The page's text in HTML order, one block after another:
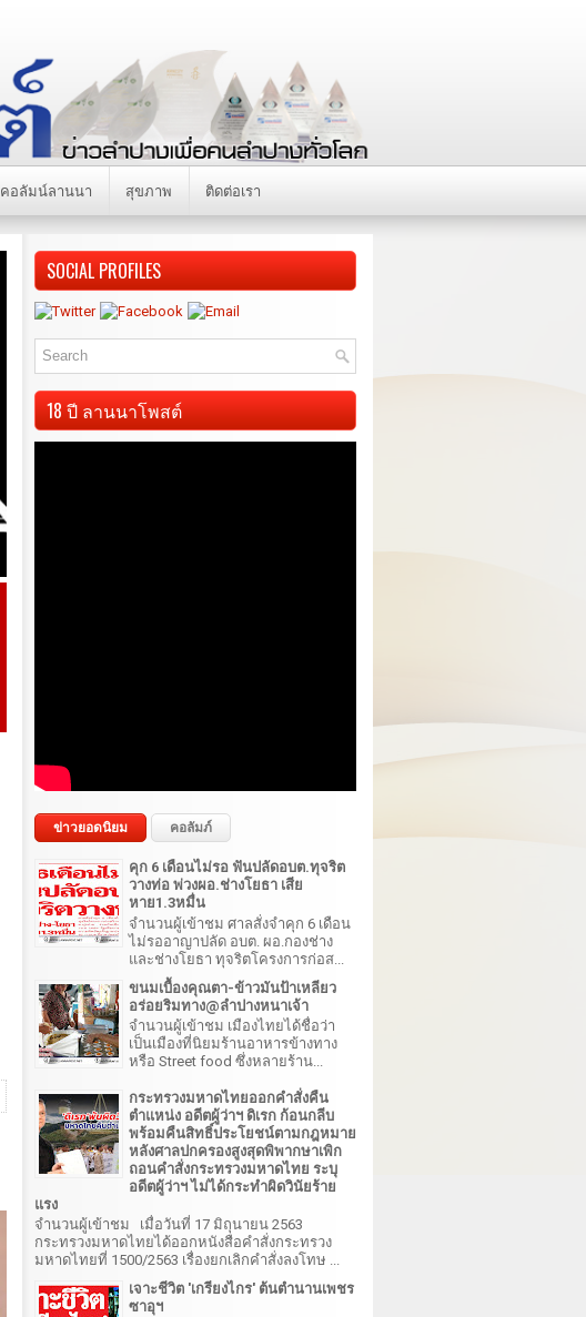
คอลัมน์ลานนา สุขภาพ ติดต่อเรา
SOCIAL PROFILES
18 ปี ลานนาโพสต์
ข่าวยอดนิยม คอลัมภ์
คุก 6 เดือนไม่รอ ฟันปลัดอบต.ทุจริต
วางท่อ พ่วงผอ.ช่างโยธา เสีย
หาย1.3หมื่น
จำนวนผู้เข้าชม ศาลสั่งจำคุก 6 เดือน
ไม่รออาญาปลัด อบต. ผอ.กองช่าง
และช่างโยธา ทุจริตโครงการก่อส...
ขนมเบื้องคุณตา-ข้าวมันป้าเหลียว
อร่อยริมทาง@ลำปางหนาเจ้า
จำนวนผู้เข้าชม เมืองไทยได้ชื่อว่า
เป็นเมืองที่นิยมร้านอาหารข้างทาง
หรือ Street food ซึ่งหลายร้าน...
กระทรวงมหาดไทยออกคำสั่งคืน
ตำแหน่ง อดีตผู้ว่าฯ ดิเรก ก้อนกลีบ
พร้อมคืนสิทธิ์ประโยชน์ตามกฎหมาย
หลังศาลปกครองสูงสุดพิพากษาเพิก
ถอนคำสั่งกระทรวงมหาดไทย ระบุ
อดีตผู้ว่าฯ ไม่ได้กระทำผิดวินัยร้าย
แรง
จำนวนผู้เข้าชม เมื่อวันที่ 17 มิถุนายน 2563
กระทรวงมหาดไทยได้ออกหนังสือคำสั่งกระทรวง
มหาดไทยที่ 1500/2563 เรื่องยกเลิกคำสั่งลงโทษ ...
เจาะชีวิต 'เกรียงไกร' ต้นตำนานเพชร
ซาอุฯ